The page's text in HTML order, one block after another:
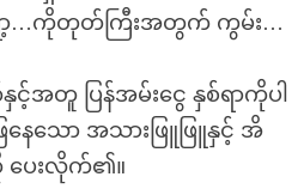
ာ့…ကိုတုတ်ကြီးအတွက် ကွမ်း…
တူ ပြန်အမ်းငွေ နှစ်ရာကိုပါ
ေသော အသားဖြူဖြူနှင့် အိ
ပေးလိုက်၏။